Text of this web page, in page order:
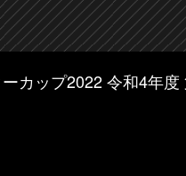
カップ2022 令和4年